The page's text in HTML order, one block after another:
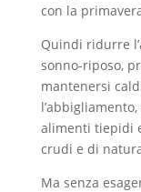
con la
Quindi ridurre
sonno-riposo,
mantenersi
alimenti tiepidi
crudi e di
Ma senza